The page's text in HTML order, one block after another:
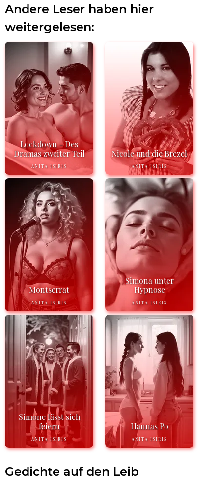
Andere Leser haben hier
weitergelesen:
Lockdown - Des
Dramas zweiter Teil
ANITA ISIRIS
Nicole und die Brezel
ANITA ISIRIS
Montserrat
ANITA ISIRIS
Simona unter
Hypnose
ANITA ISIRIS
Simone lässt sich
feiern
ANITA ISIRIS
Hannas Po
ANITA ISIRIS
Gedichte auf den Leib